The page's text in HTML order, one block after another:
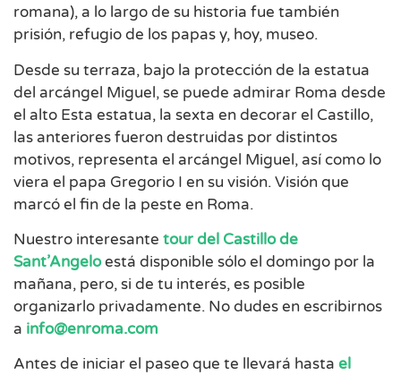
romana), a lo largo de su historia fue también
prisión, refugio de los papas y, hoy, museo.
Desde su terraza, bajo la protección de la estatua
del arcángel Miguel, se puede admirar Roma desde
el alto Esta estatua, la sexta en decorar el Castillo,
las anteriores fueron destruidas por distintos
motivos, representa el arcángel Miguel, así como lo
viera el papa Gregorio I en su visión. Visión que
marcó el fin de la peste en Roma.
Nuestro interesante tour del Castillo de
Sant’Angeloestá disponible sólo el domingo por la
mañana, pero, si de tu interés, es posible
organizarlo privadamente. No dudes en escribirnos
a info@enroma.com
Antes de iniciar el paseo que te llevará hasta el